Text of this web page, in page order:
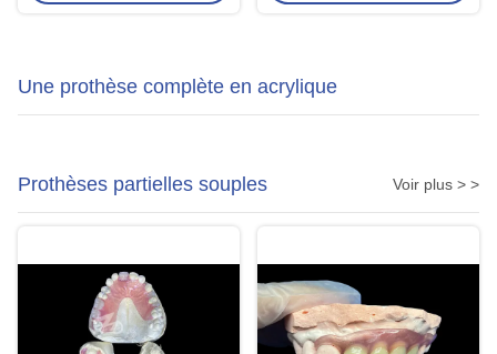
Une prothèse complète en acrylique
Prothèses partielles souples Voir plus > >